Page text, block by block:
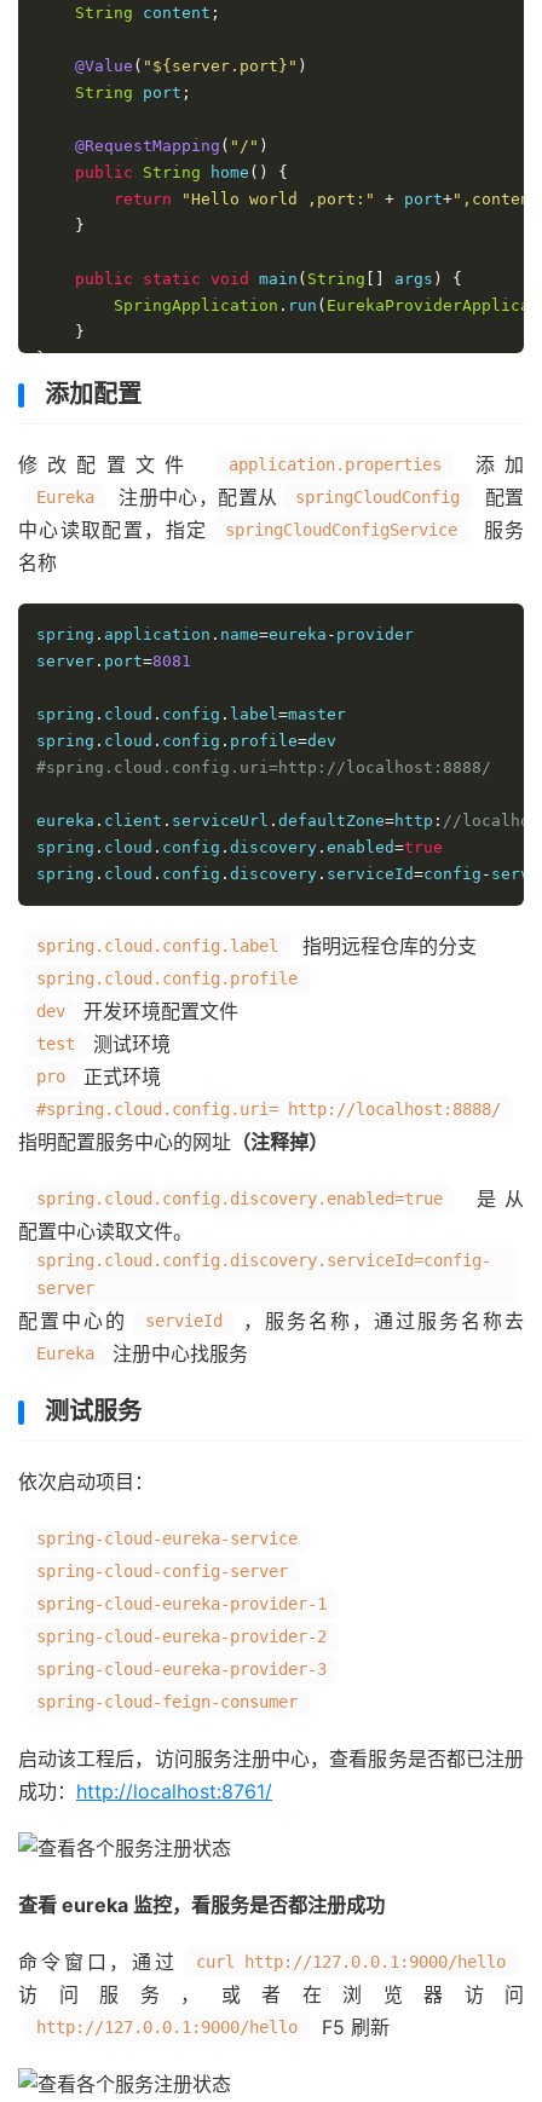
String content ;
@Value ( "${server.port}" )
String port ;
@RequestMapping ( "/" )
public
String home ()
{
return
"Hello world ,port:" + port+
}
public static void main ( String args )
{
SpringApplication . run (
}
}
添加配置
修改配置文件 application.properties 添加
Eureka 注册中心，配置从 springCloudConfig
配置
中心读取配置，指定
springCloudConfigService
服务
名称
spring . application . name=eureka - provider
server . port=8081
spring . cloud . config . label=master
spring . cloud . config . profile=
#spring.cloud.config.uri=http://localhost:8888/
eureka . client . serviceUrl . defaultZone=http : //
spring . cloud . config . discovery . enabled=true
spring . cloud . config . discovery . serviceId=config -
spring.cloud.config.label 指明远程仓库的分支
spring.cloud.config.profile
dev
开发环境配置文件
test 测试环境
pro 正式环境
#spring.cloud.config.uri= http://localhost:8888/
指明配置服务中心的网址 （注释掉）
spring.cloud.config.discovery.enabled=true
是从
配置中心读取文件。
spring.cloud.config.discovery.serviceId=config-
server
配置中心的 servieId ，服务名称，通过服务名称去
Eureka 注册中心找服务
测试服务
依次启动项目：
spring-cloud-eureka-service
spring-cloud-config-server
spring-cloud-eureka-provider-1
spring-cloud-eureka-provider-2
spring-cloud-eureka-provider-3
spring-cloud-feign-consumer
启动该工程后，访问服务注册中心，查看服务是否都已注册
成功： http://localhost:8761/
查看 eureka 监控，看服务是否都注册成功
命令窗口，通过 curl http://127.0.0.1:9000/hello
访问服务，或者在浏览器访问
http://127.0.0.1:9000/hello F5 刷新